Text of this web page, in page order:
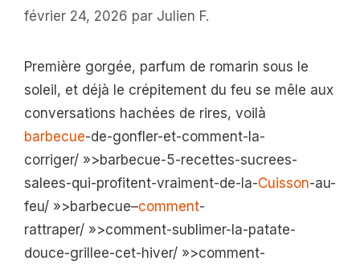
février 24, 2026 par Julien F.
Première gorgée, parfum de romarin sous le
soleil, et déjà le crépitement du feu se mêle aux
conversations hachées de rires, voilà
barbecue-de-gonfler-et-comment-la-
corriger/ »>barbecue-5-recettes-sucrees-
salees-qui-profitent-vraiment-de-la-Cuisson-au-
feu/ »>barbecue–comment-
rattraper/ »>comment-sublimer-la-patate-
douce-grillee-cet-hiver/ »>comment-